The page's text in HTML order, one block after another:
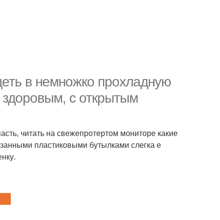
в немножко прохладную
здоровым, с открытым
читать на свежепротертом мониторе какие
пластиковыми бутылками слегка е